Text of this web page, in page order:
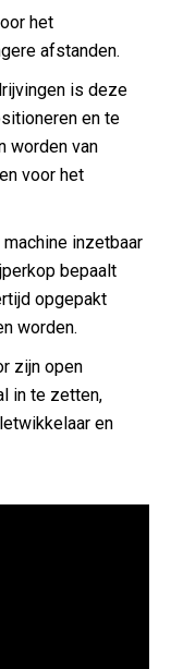
het
afstanden.
is deze
en te
worden van
voor het
inzetbaar
bepaalt
opgepakt
worden.
zijn open
in te zetten,
en